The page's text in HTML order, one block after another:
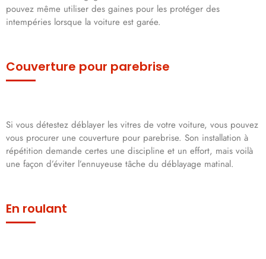
pouvez même utiliser des gaines pour les protéger des
intempéries lorsque la voiture est garée.
Couverture pour parebrise
Si vous détestez déblayer les vitres de votre voiture, vous pouvez
vous procurer une couverture pour parebrise. Son installation à
répétition demande certes une discipline et un effort, mais voilà
une façon d’éviter l’ennuyeuse tâche du déblayage matinal.
En roulant